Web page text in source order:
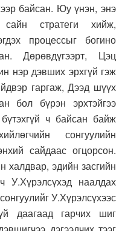
байсан. Юу үнэн, энэ
стратеги хийж,
процессыг богино
Дөрөвдүгээрт, Цэц
нэр дэвших эрхгүй гэж
гаргаж, Дээд шүүх
бол бүрэн эрхтэйгээ
ч байсан байж
сонгуулийн
сайдаас огцорсон.
халдвар, эдийн засгийн
наалдах
У.Хүрэлсүхээс
даагаад гарчих шиг